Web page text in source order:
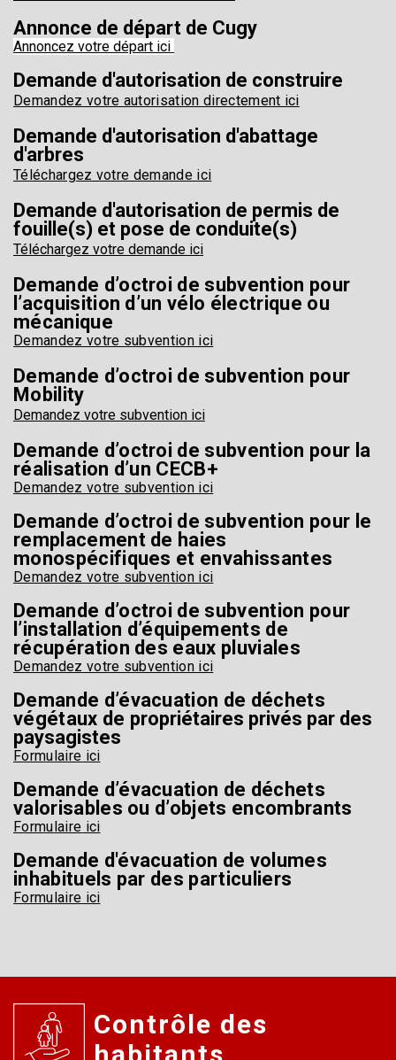
Annonce de départ de Cugy
Annoncez votre départ ici
Demande d'autorisation de construire
Demandez votre autorisation directement ici
Demande d'autorisation d'abattage
d'arbres
Téléchargez votre demande ici
Demande d'autorisation de permis de
fouille(s) et pose de conduite(s)
Téléchargez votre demande ici
Demande d’octroi de subvention pour
l’acquisition d’un vélo électrique ou
mécanique
Demandez votre subvention ici
Demande d’octroi de subvention pour
Mobility
Demandez votre subvention ici
Demande d’octroi de subvention pour la
réalisation d’un CECB+
Demandez votre subvention ici
Demande d’octroi de subvention pour le
remplacement de haies
monospécifiques et envahissantes
Demandez votre subvention ici
Demande d’octroi de subvention pour
l’installation d’équipements de
récupération des eaux pluviales
Demandez votre subvention ici
Demande d’évacuation de déchets
végétaux de propriétaires privés par des
paysagistes
Formulaire ici
Demande d’évacuation de déchets
valorisables ou d’objets encombrants
Formulaire ici
Demande d'évacuation de volumes
inhabituels par des particuliers
Formulaire ici
Contrôle des
habitants